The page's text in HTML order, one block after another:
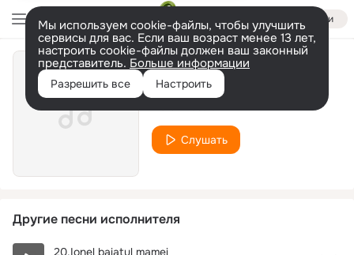
Войти
Мы используем cookie-файлы, чтобы улучшить
сервисы для вас. Если ваш возраст менее 13 лет,
настроить cookie-файлы должен ваш законный
представитель. Больше информации
Разрешить все Настроить
Hai la joc
Слушать
Другие песни исполнителя
20.Ionel baiatul mamei